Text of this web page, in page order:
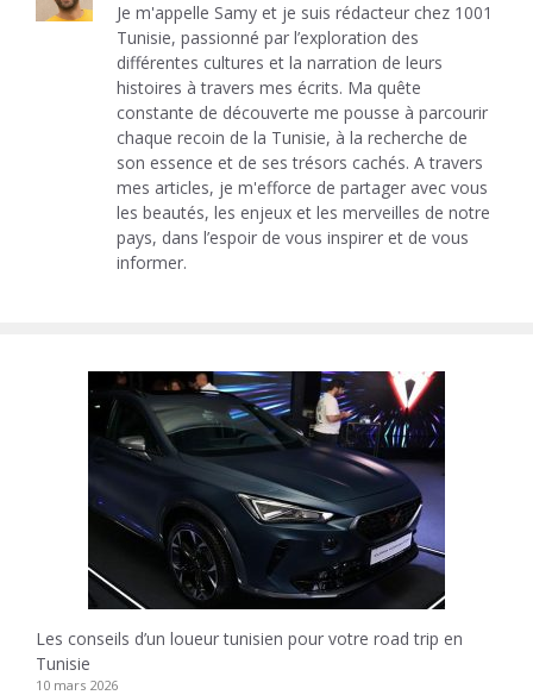
Je m'appelle Samy et je suis rédacteur chez 1001
Tunisie, passionné par l’exploration des
différentes cultures et la narration de leurs
histoires à travers mes écrits. Ma quête
constante de découverte me pousse à parcourir
chaque recoin de la Tunisie, à la recherche de
son essence et de ses trésors cachés. A travers
mes articles, je m'efforce de partager avec vous
les beautés, les enjeux et les merveilles de notre
pays, dans l’espoir de vous inspirer et de vous
informer.
Les conseils d’un loueur tunisien pour votre road trip en
Tunisie
10 mars 2026